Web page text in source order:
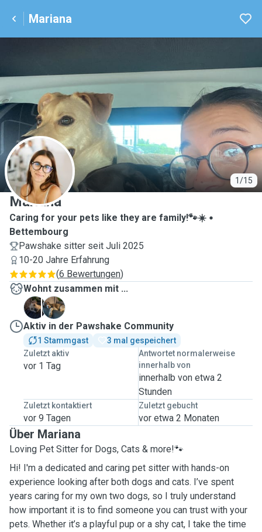
Mariana
1/15
M
Mariana
Caring for your pets like they are family!🐾☀️
Bettembourg
Pawshake sitter seit Juli 2025
10-20 Jahre Erfahrung
(6 Bewertungen)
Wohnt zusammen mit ...
B
E
Aktiv in der Pawshake Community
1 Stammgast
3 mal gespeichert
Zuletzt aktiv
vor 1 Tag
Antwortet normalerweise
innerhalb von
innerhalb von etwa 2
Stunden
Zuletzt kontaktiert
vor 9 Tagen
Zuletzt gebucht
vor etwa 2 Monaten
Über Mariana
Loving Pet Sitter for Dogs, Cats & more!🐾
Hi! I'm a dedicated and caring pet sitter with hands-on
experience looking after both dogs and cats. I’ve spent
years caring for my own two dogs, so I truly understand
how important it is to find someone you can trust with your
pets. Whether it’s a playful pup or a shy cat, I take the time